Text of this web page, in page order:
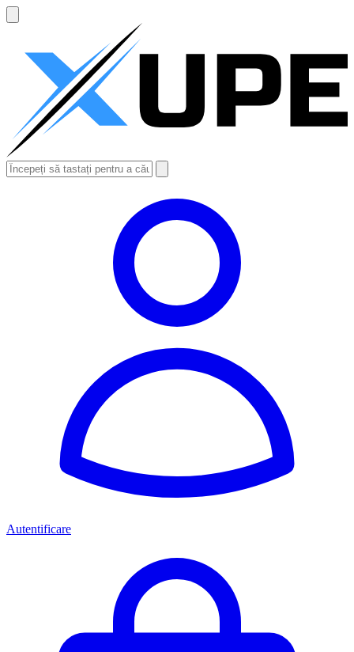
Autentificare